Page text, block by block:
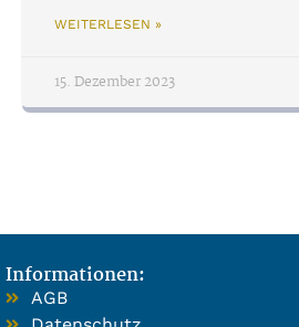
WEITERLESEN »
15. Dezember 2023
Informationen:
AGB